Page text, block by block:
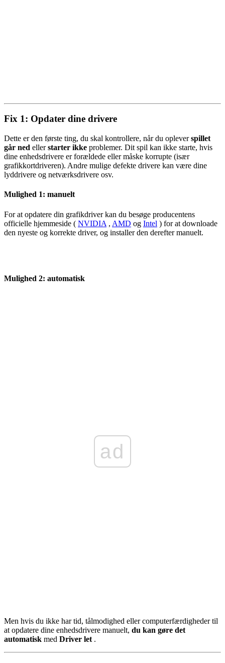
Fix 1: Opdater dine drivere
Dette er den første ting, du skal kontrollere, når du opleverspillet
går ned ellerstarter ikke problemer. Dit spil kan ikke starte, hvis
dine enhedsdrivere er forældede eller måske korrupte (især
grafikkortdriveren). Andre mulige defekte drivere kan være dine
lyddrivere og netværksdrivere osv.
Mulighed 1: manuelt
For at opdatere din grafikdriver kan du besøge producentens
officielle hjemmeside ( NVIDIA , AMD og Intel ) for at downloade
den nyeste og korrekte driver, og installer den derefter manuelt.
Mulighed 2: automatisk
ad
Men hvis du ikke har tid, tålmodighed eller computerfærdigheder til
at opdatere dine enhedsdrivere manuelt, du kan gøre det
automatisk med Driver let .